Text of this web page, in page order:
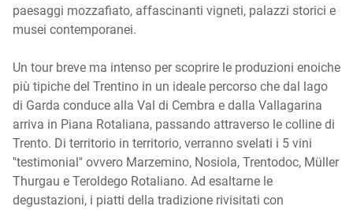
paesaggi mozzafiato, affascinanti vigneti, palazzi storici e
musei contemporanei.
Un tour breve ma intenso per scoprire le produzioni enoiche
più tipiche del Trentino in un ideale percorso che dal lago
di Garda conduce alla Val di Cembra e dalla Vallagarina
arriva in Piana Rotaliana, passando attraverso le colline di
Trento. Di territorio in territorio, verranno svelati i 5 vini
"testimonial" ovvero Marzemino, Nosiola, Trentodoc, Müller
Thurgau e Teroldego Rotaliano. Ad esaltarne le
degustazioni, i piatti della tradizione rivisitati con